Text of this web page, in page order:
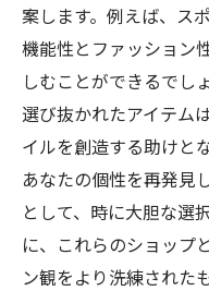
セレクトショッ
法
日常を豊か
法
洗練された
ヒント
価値
案します。例えば、ス
機能性とファッション
しむことができるでし
選び抜かれたアイテム
イルを創造する助けと
あなたの個性を再発見
として、時に大胆な選
に、これらのショップ
ン観をより洗練された